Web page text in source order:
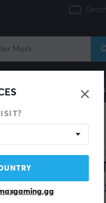
Handyzubehör